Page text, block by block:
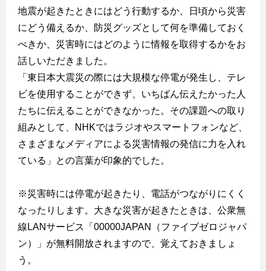
地震が起きたときにはどう行動するか、日頃から災害
にどう備えるか、防災グッズとして何を準備しておく
べきか、災害時にはどのように情報を取得するかをお
話しいただきました。
「東日本大震災の際には大規模な停電が発生し、テレ
ビを使用することができず、いちばん伝えたかった人
たちに伝えることができなかった。その課題への取り
組みとして、NHKではラジオやスマートフォンなど、
さまざまなメディアによる災害情報の発信に力を入れ
ている」との言葉が印象的でした。
※災害時には停電が起きたり、電話がつながりにくく
なったりします。大きな災害が起きたときは、公衆無
線LANサービス「00000JAPAN（ファイブゼロジャパ
ン）」が無料開放されますので、覚えておきましょ
う。